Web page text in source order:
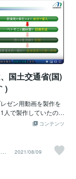
国土交通省(国)
)
ゼン用動画を製作を
人で製作していたの
した。。。 コンテンツ
2021/08/09